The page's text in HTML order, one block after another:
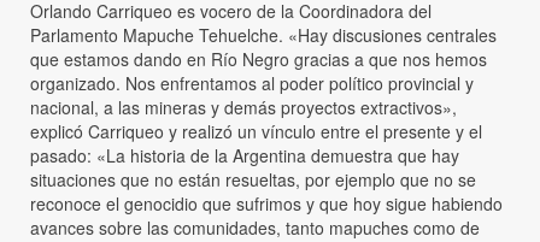
Orlando Carriqueo es vocero de la Coordinadora del
Parlamento Mapuche Tehuelche. «Hay discusiones centrales
que estamos dando en Río Negro gracias a que nos hemos
organizado. Nos enfrentamos al poder político provincial y
nacional, a las mineras y demás proyectos extractivos»,
explicó Carriqueo y realizó un vínculo entre el presente y el
pasado: «La historia de la Argentina demuestra que hay
situaciones que no están resueltas, por ejemplo que no se
reconoce el genocidio que sufrimos y que hoy sigue habiendo
avances sobre las comunidades, tanto mapuches como de